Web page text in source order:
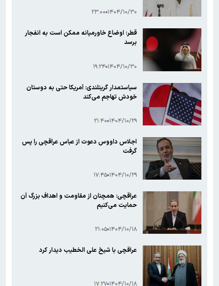
۱۴۰۴/۱۰/۳۰ ۲۳:۰۰
قطر: اوضاع خاورمیانه ممکن است به انفجار
برسد
۱۴۰۴/۱۰/۳۰ ۱۹:۲۴
سیاستمدار گرینلندی: آمریکا حتی به دوستان
خودش تهاجم می‌کند
۱۴۰۴/۱۰/۲۹ ۲۱:۴۰
اجلاس داووس دعوت از عباس عراقچی را پس
گرفت
۱۴۰۴/۱۰/۲۹ ۱۷:۴۵
عراقچی: همچنان از مقاومت و اهداف بزرگ آن
حمایت می‌کنیم
۱۴۰۴/۱۰/۱۸ ۲۱:۰۵
عراقچی با شیخ علی الخطیب دیدار کرد
۱۴۰۴/۱۰/۱۸ ۱۷:۲۷